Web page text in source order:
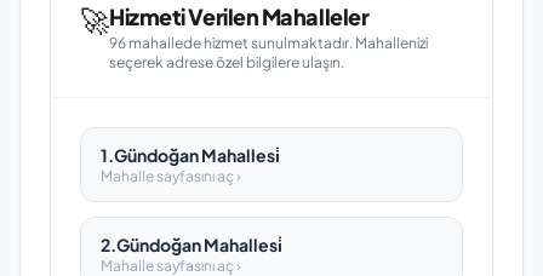
🚀Hizmeti Verilen Mahalleler
96 mahallede hizmet sunulmaktadır. Mahallenizi
seçerek adrese özel bilgilere ulaşın.
1.Gündoğan Mahallesi̇
Mahalle sayfasını aç ›
2.Gündoğan Mahallesi̇
Mahalle sayfasını aç ›